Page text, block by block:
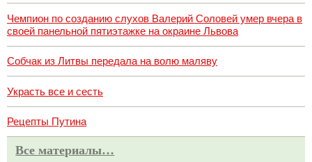
Чемпион по созданию слухов Валерий Соловей умер вчера в
своей панельной пятиэтажке на окраине Львова
Собчак из Литвы передала на волю маляву
Украсть все и сесть
Рецепты Путина
Все материалы…